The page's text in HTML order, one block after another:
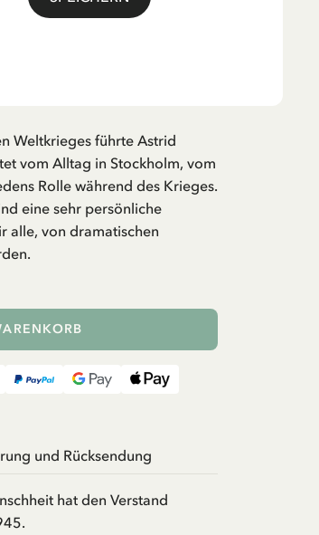
hat den
Weltkrieges führte Astrid
vom Alltag in Stockholm, vom
Rolle während des Krieges.
eine sehr persönliche
alle, von dramatischen
und Rücksendung
hat den Verstand